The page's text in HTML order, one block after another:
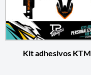
Kit adhesivos KTM